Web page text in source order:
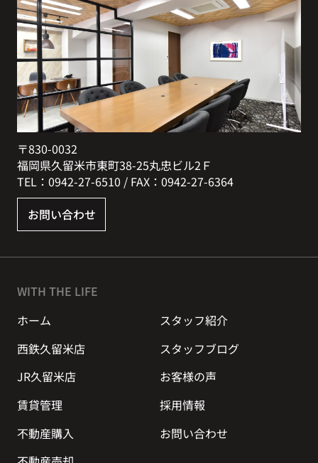
〒830-0032
福岡県久留米市東町38-25丸忠ビル2Ｆ
TEL：0942-27-6510 / FAX：0942-27-6364
お問い合わせ
WITH THE LIFE
ホーム
スタッフ紹介
西鉄久留米店
スタッフブログ
JR久留米店
お客様の声
賃貸管理
採用情報
不動産購入
お問い合わせ